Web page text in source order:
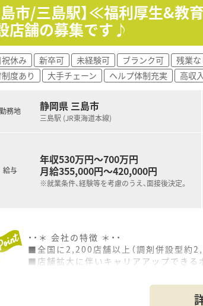
【求人情報について】
■正社員として安定して長く働きたい方
す。
■住宅手当は上限5万円まで会社が8割を
■昇給は年1回、賞与は年2回に加えて、
島市/三島駅】≪福利厚生&
店舗の募集です♪
休み 新卒可 未経験可 ブランク可 残業
度あり
大手チェーン ヘルプ体制充実 高収入
勤務地 静岡県 三島市
三島駅 (JR東海道本線)
給与
年収530万円～700万円
月給355,000円～420,000円
※就業条件、経験等を考慮のうえ、面接後決定。
・・＊ 会社の特徴 ＊・・
■全国に2,200店舗以上（調剤併設型約
■店舗拡大に伴いキャリアアップできる
■職種や職域に合わせ、豊富な社内研
■薬剤師が中心の会社だからこそ活躍で